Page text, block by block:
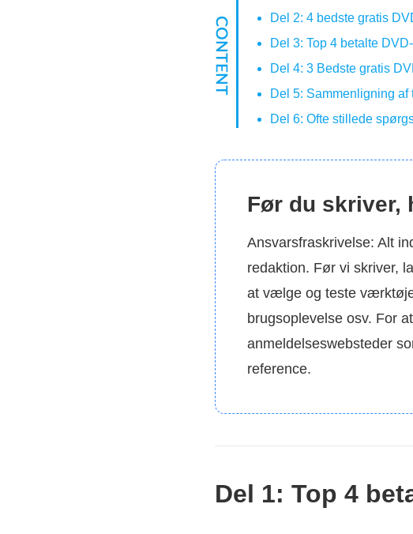
Del 2: 4 bedste gratis
Del 3: Top 4 betalte
Del 4: 3 Bedste gratis
Del 5: Sammenligning
Del 6: Ofte stillede
Før du skriver,
Ansvarsfraskrivelse: Alt
redaktion. Før vi skriver,
at vælge og teste
brugsoplevelse osv. For
anmeldelseswebsteder
reference.
Del 1: Top 4